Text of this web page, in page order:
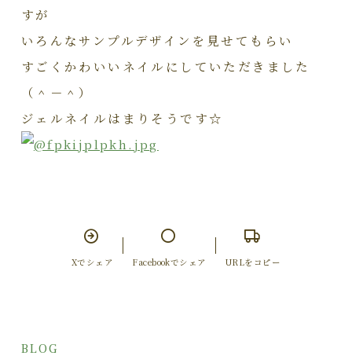
すが
いろんなサンプルデザインを見せてもらい
すごくかわいいネイルにしていただきました
（＾－＾）
ジェルネイルはまりそうです☆
Xでシェア Facebookでシェア URLをコピー
BLOG